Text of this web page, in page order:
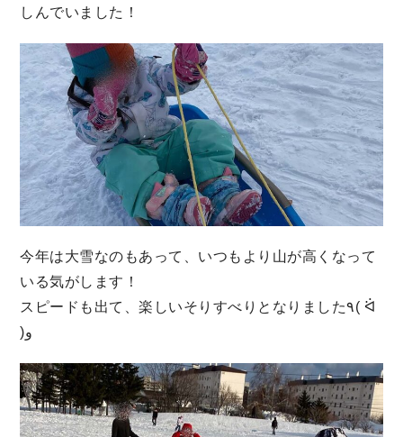
しんでいました！
今年は大雪なのもあって、いつもより山が高くなって
いる気がします！
スピードも出て、楽しいそりすべりとなりました٩( ᐛ
)و